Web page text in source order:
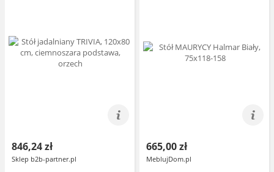
846,24 zł
Sklep b2b-partner.pl
665,00 zł
MeblujDom.pl